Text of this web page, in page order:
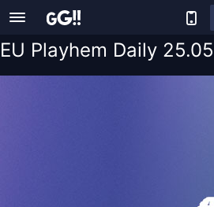
EU Playhem Daily